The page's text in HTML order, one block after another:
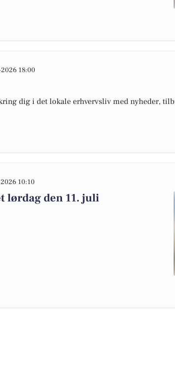
18:00
dig i det lokale erhvervsliv med nyheder,
10:10
lørdag den 11. juli